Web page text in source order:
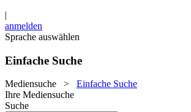
|
anmelden
Sprache auswählen
Einfache Suche
Mediensuche > Einfache Suche
Ihre Mediensuche
Suche